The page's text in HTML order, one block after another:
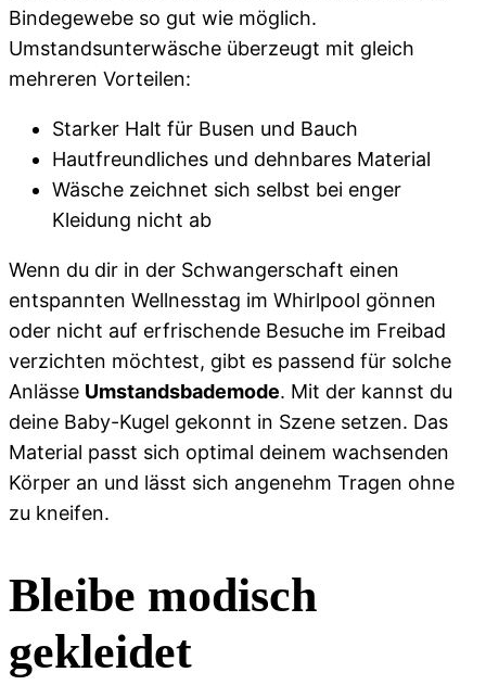
Bindegewebe so gut wie möglich.
Umstandsunterwäsche überzeugt mit gleich
mehreren Vorteilen:
Starker Halt für Busen und Bauch
Hautfreundliches und dehnbares Material
Wäsche zeichnet sich selbst bei enger
Kleidung nicht ab
Wenn du dir in der Schwangerschaft einen
entspannten Wellnesstag im Whirlpool gönnen
oder nicht auf erfrischende Besuche im Freibad
verzichten möchtest, gibt es passend für solche
Anlässe Umstandsbademode. Mit der kannst du
deine Baby-Kugel gekonnt in Szene setzen. Das
Material passt sich optimal deinem wachsenden
Körper an und lässt sich angenehm Tragen ohne
zu kneifen.
Bleibe modisch
gekleidet